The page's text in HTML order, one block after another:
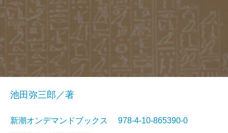
池田弥三郎／著
新潮オンデマンドブックス 978-4-10-865390-0